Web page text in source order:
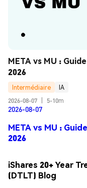
META vs MU :
2026
Intermédiaire
IA
2026-08-07
5-10m
2026-08-07
META vs MU :
2026
iShares 20+ Year
(DTLT) Blog